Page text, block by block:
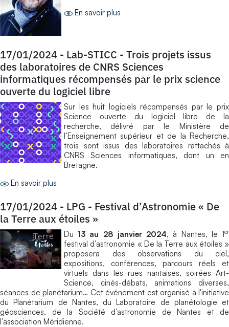
En savoir plus
17/01/2024 - Lab-STICC - Trois projets issus
des laboratoires de CNRS Sciences
informatiques récompensés par le prix science
ouverte du logiciel libre
Sur les huit logiciels récompensés par le prix
Science ouverte du logiciel libre de la
recherche, délivré par le Ministère de
l’Enseignement supérieur et de la Recherche,
trois sont issus des laboratoires rattachés à
CNRS Sciences informatiques, dont un en
Bretagne.
En savoir plus
17/01/2024 - LPG - Festival d’Astronomie « De
la Terre aux étoiles »
Du13 au 28 janvier 2024, à Nantes, le 1er
festival d’astronomie « De la Terre aux étoiles »
proposera des observations du ciel,
expositions, conférences, parcours réels et
virtuels dans les rues nantaises, soirées Art-
Science, cinés-débats, animations diverses,
séances de planétarium… Cet événement est organisé à l'initiative
du Planétarium de Nantes, du Laboratoire de planétologie et
géosciences, de la Société d’astronomie de Nantes et de
l’association Méridienne.